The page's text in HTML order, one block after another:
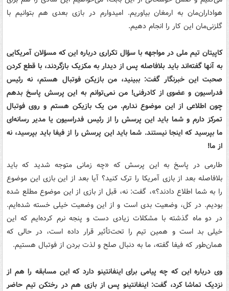
هواداران‌مان به ارمغان بیاوریم. امیدوارم در بازی بعدی هم بتوانیم با
گلزنی‌مان این کار را انجام دهیم.
کاپیتان تیم ملی در مواجهه با سؤال تکراری درباره این که مسؤلان آمریکایی
به آنها گفته‌اند باید بلافاصله پس از دیدار به مکزیک بازگردند، با قطع کردن
صحبت این خبرنگار گفت: ببینید، من بازیکن فوتبال هستم، نه رئیس
فدراسیون و عضوی از کادرفنی! من نمی‌توانم به این پرسش پاسخ بدهم
چون اطلاعی از این موضوع ندارم. من یک بازیکن هستم و روی فوتبال
تمرکز دارم و شما باید این پرسش را از رئیس فدراسیون یا مدیر رسانه‌ای
ما بپرسید که اینجا نیستند. شما باید این پرسش را از فیفا باید بپرسید، نه
از ما!
طارمی در پاسخ به این پرسش که «چه زمانی متوجه شدید که باید
بلافاصله بعد از بازی آمریکا را ترک کنید؟ آیا بعد از این بازی این موضوع
را به شما اطلاع دادند؟»، گفت: نه، قبل از بازی از این موضوع مطلع شده
بودیم. در کل، وضعیت بدی است و از این وضعیت خیلی خسته شده‌ایم.
در دو ماه گذشته با مشکلات زیادی دست و پنجه نرم کرده‌ایم که این
خیلی بد است و همین تیم را تحت‌تأثیر قرار داده است، در حالی که
همان‌طور که فیفا گفته، ما به دنبال صلح و لذت بردن از فوتبال هستیم.
وی درباره این که چه پیامی برای اینفانتینو دارد که این مسابقه را هم از
نزدیک تماشا کرد، گفت: اینفانتینو پس از بازی هم در رختکن تیم حاضر